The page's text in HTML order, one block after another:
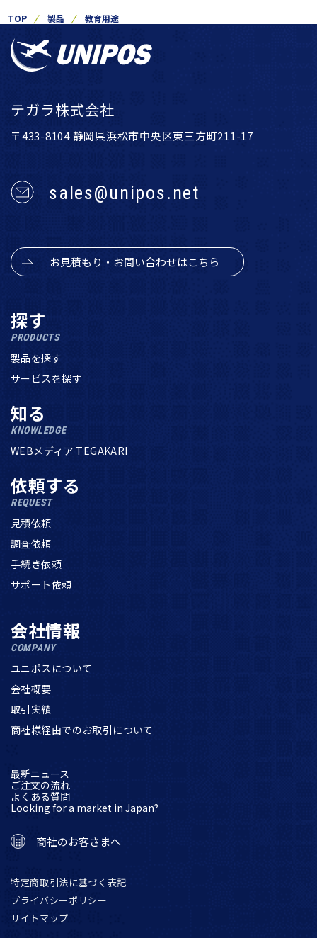
TOP 製品 教育用途
テガラ株式会社
〒433-8104 静岡県浜松市中央区東三方町211-17
sales@unipos.net
お見積もり・お問い合わせはこちら
探す
PRODUCTS
製品を探す
サービスを探す
知る
KNOWLEDGE
WEBメディア TEGAKARI
依頼する
REQUEST
見積依頼
調査依頼
手続き依頼
サポート依頼
会社情報
COMPANY
ユニポスについて
会社概要
取引実績
商社様経由でのお取引について
最新ニュース
ご注文の流れ
よくある質問
Looking for a market in Japan?
商社のお客さまへ
特定商取引法に基づく表記
プライバシーポリシー
サイトマップ